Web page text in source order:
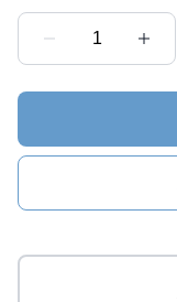
1